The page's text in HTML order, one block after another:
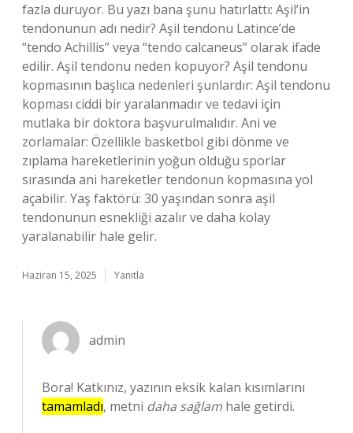
fazla duruyor. Bu yazı bana şunu hatırlattı: Aşil’in
tendonunun adı nedir? Aşil tendonu Latince’de
“tendo Achillis” veya “tendo calcaneus” olarak ifade
edilir. Aşil tendonu neden kopuyor? Aşil tendonu
kopmasının başlıca nedenleri şunlardır: Aşil tendonu
kopması ciddi bir yaralanmadır ve tedavi için
mutlaka bir doktora başvurulmalıdır. Ani ve
zorlamalar: Özellikle basketbol gibi dönme ve
zıplama hareketlerinin yoğun olduğu sporlar
sırasında ani hareketler tendonun kopmasına yol
açabilir. Yaş faktörü: 30 yaşından sonra aşil
tendonunun esnekliği azalır ve daha kolay
yaralanabilir hale gelir.
Haziran 15, 2025 Yanıtla
admin
Bora! Katkınız, yazının eksik kalan kısımlarını
tamamladı, metni daha sağlam hale getirdi.